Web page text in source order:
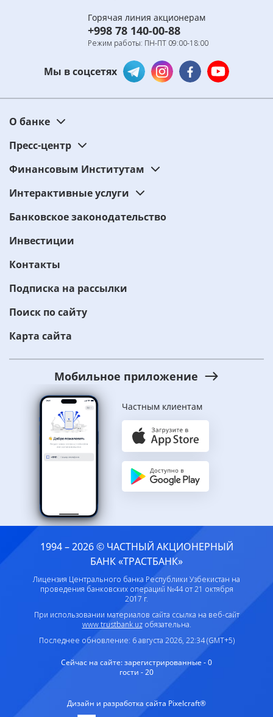
Горячая линия акционерам
+998 78 140-00-88
Режим работы: ПН-ПТ 09:00-18:00
Мы в соцсетях
О банке
Пресс-центр
Финансовым Институтам
Интерактивные услуги
Банковское законодательство
Инвестиции
Контакты
Подписка на рассылки
Поиск по сайту
Карта сайта
Мобильное приложение
Частным клиентам
1994 – 2026 © ЧАСТНЫЙ АКЦИОНЕРНЫЙ
БАНК «ТРАСТБАНК»
Лицензия Центрального банка Республики Узбекистан на
проведения банковских операций №44 от 21 октября
2017 г.
При использовании материалов сайта ссылка на веб-сайт
www.trustbank.uzобязательна.
Последнее обновление: 6 августа 2026, 22:34 (GMT+5)
Сейчас на сайте:зарегистрированные - 0
гости - 20